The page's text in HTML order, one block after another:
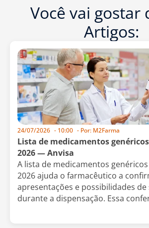
Você vai gostar
Artigos:
24/07/2026 - 10:00 - Por: M2Farma
Lista de medicamentos
2026 — Anvisa
A lista de medicamentos
2026 ajuda o farmacêutico a
apresentações e possibilidades
durante a dispensação. Essa